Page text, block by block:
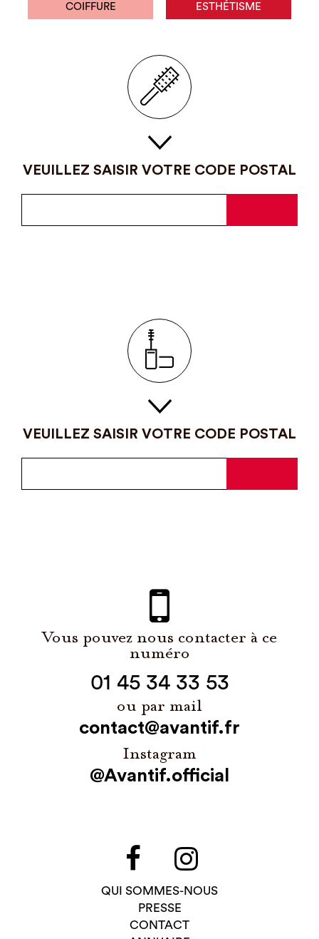
COIFFURE ESTHÉTISME
VEUILLEZ SAISIR VOTRE CODE POSTAL
VEUILLEZ SAISIR VOTRE CODE POSTAL
Vous pouvez nous contacter à ce
numéro
01 45 34 33 53
ou par mail
contact@avantif.fr
Instagram
@Avantif.official
QUI SOMMES-NOUS
PRESSE
CONTACT